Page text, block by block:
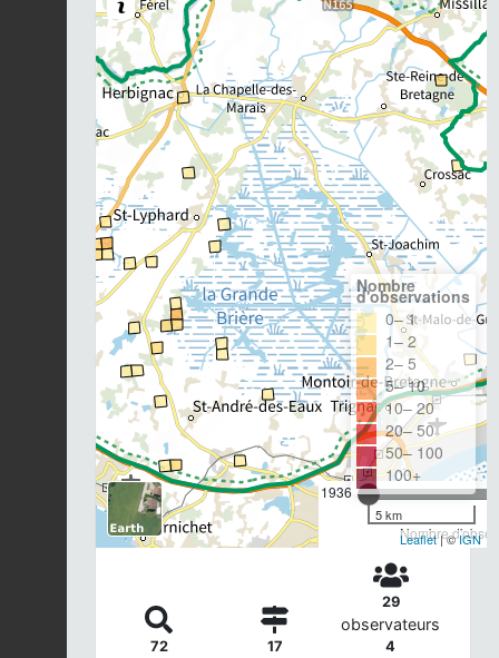
1936
Nombre
Nombre
d'observations
0– 1
1– 2
2– 5
5– 10
10– 20
20– 50
50– 100
100+
5 km
Leaflet| ©IGN
72 17
29
observateurs
4